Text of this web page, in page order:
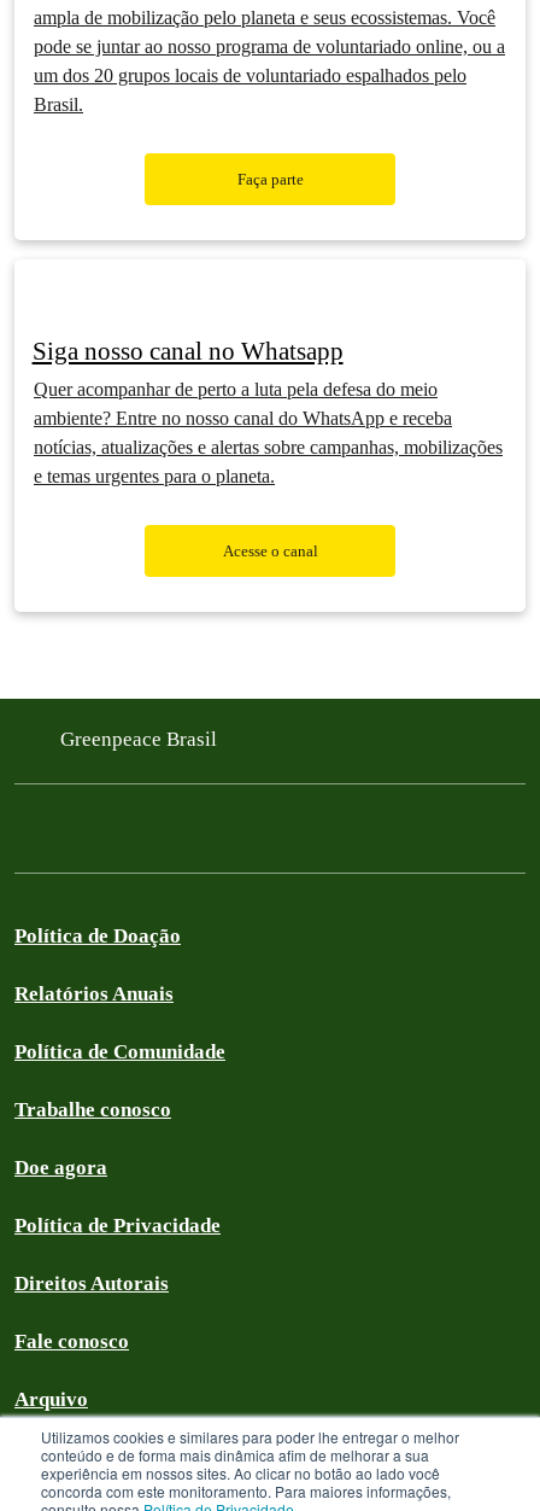
Utilizamos cookies e similares para poder lhe entregar o melhor
conteúdo e de forma mais dinâmica afim de melhorar a sua
experiência em nossos sites. Ao clicar no botão ao lado você
concorda com este monitoramento. Para maiores informações,
ampla de mobilização pelo planeta e seus ecossistemas. Você
pode se juntar ao nosso programa de voluntariado online, ou a
um dos 20 grupos locais de voluntariado espalhados pelo
Brasil.
Faça parte
Siga nosso canal no Whatsapp
Quer acompanhar de perto a luta pela defesa do meio
ambiente? Entre no nosso canal do WhatsApp e receba
notícias, atualizações e alertas sobre campanhas, mobilizações
e temas urgentes para o planeta.
Acesse o canal
Greenpeace Brasil
Política de Doação
Relatórios Anuais
Política de Comunidade
Trabalhe conosco
Doe agora
Política de Privacidade
Direitos Autorais
Fale conosco
Arquivo
Greenpeace Brasil 2026